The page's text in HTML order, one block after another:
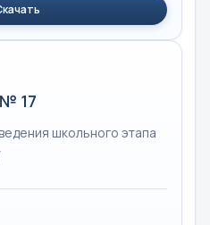
17
школьного этапа